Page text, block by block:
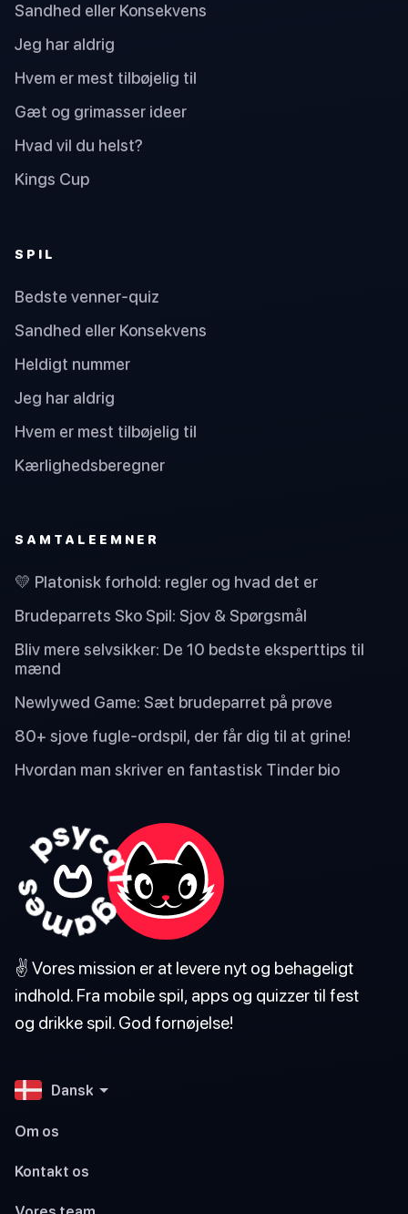
Sandhed eller Konsekvens
Jeg har aldrig
Hvem er mest tilbøjelig til
Gæt og grimasser ideer
Hvad vil du helst?
Kings Cup
SPIL
Bedste venner-quiz
Sandhed eller Konsekvens
Heldigt nummer
Jeg har aldrig
Hvem er mest tilbøjelig til
Kærlighedsberegner
SAMTALEEMNER
💛 Platonisk forhold: regler og hvad det er
Brudeparrets Sko Spil: Sjov & Spørgsmål
Bliv mere selvsikker: De 10 bedste eksperttips til
mænd
Newlywed Game: Sæt brudeparret på prøve
80+ sjove fugle-ordspil, der får dig til at grine!
Hvordan man skriver en fantastisk Tinder bio
✌️ Vores mission er at levere nyt og behageligt
indhold. Fra mobile spil, apps og quizzer til fest
og drikke spil. God fornøjelse!
Dansk
Om os
Kontakt os